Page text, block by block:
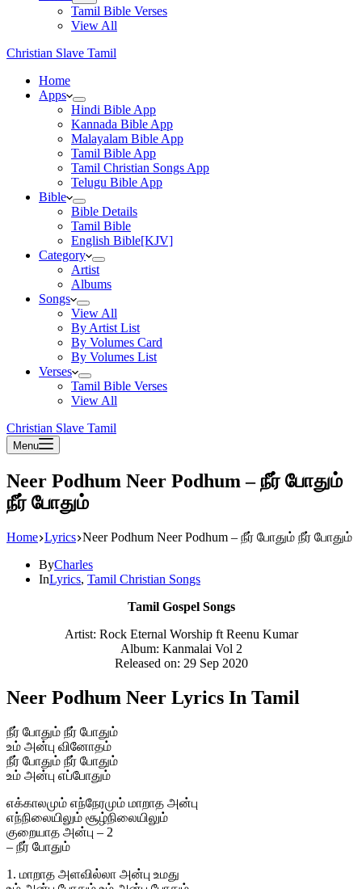
Tamil Bible Verses
View All
Christian Slave Tamil
Home
Apps
Hindi Bible App
Kannada Bible App
Malayalam Bible App
Tamil Bible App
Tamil Christian Songs App
Telugu Bible App
Bible
Bible Details
Tamil Bible
English Bible[KJV]
Category
Artist
Albums
Songs
View All
By Artist List
By Volumes Card
By Volumes List
Verses
Tamil Bible Verses
View All
Christian Slave Tamil
Menu
Neer Podhum Neer Podhum – நீர் போதும்
நீர் போதும்
Home Lyrics Neer Podhum Neer Podhum – நீர் போதும் நீர் போதும்
ByCharles
InLyrics, Tamil Christian Songs
Tamil Gospel Songs
Artist: Rock Eternal Worship ft Reenu Kumar
Album: Kanmalai Vol 2
Released on: 29 Sep 2020
Neer Podhum Neer Lyrics In Tamil
நீர் போதும் நீர் போதும்
உம் அன்பு வினோதம்
நீர் போதும் நீர் போதும்
உம் அன்பு எப்போதும்
எக்காலமும் எந்நேரமும் மாறாத அன்பு
எந்நிலையிலும் சூழ்நிலையிலும்
குறையாத அன்பு – 2
– நீர் போதும்
1. மாறாத அளவில்லா அன்பு உமது